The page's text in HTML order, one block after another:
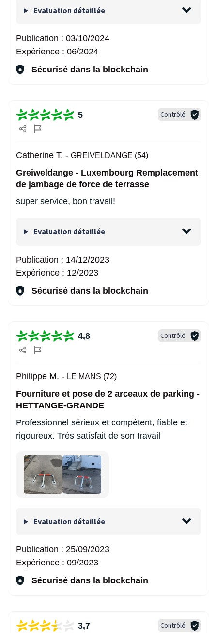
Evaluation détaillée
Publication : 03/10/2024
Expérience : 06/2024
Sécurisé dans la blockchain
5 Contrôlé
Catherine T. - GREIVELDANGE (54)
Greiweldange - Luxembourg Remplacement
de jambage de force de terrasse
super service, bon travail!
Evaluation détaillée
Publication : 14/12/2023
Expérience : 12/2023
Sécurisé dans la blockchain
4,8 Contrôlé
Philippe M. - LE MANS (72)
Fourniture et pose de 2 arceaux de parking -
HETTANGE-GRANDE
Professionnel sérieux et compétent, fiable et
rigoureux. Très satisfait de son travail
Evaluation détaillée
Publication : 25/09/2023
Expérience : 09/2023
Sécurisé dans la blockchain
3,7 Contrôlé